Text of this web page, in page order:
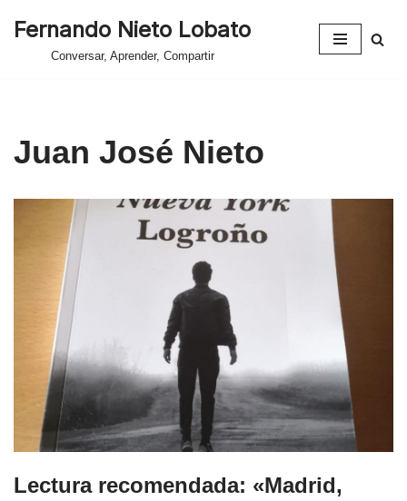
Fernando Nieto Lobato
Conversar, Aprender, Compartir
Juan José Nieto
Lectura recomendada: «Madrid,